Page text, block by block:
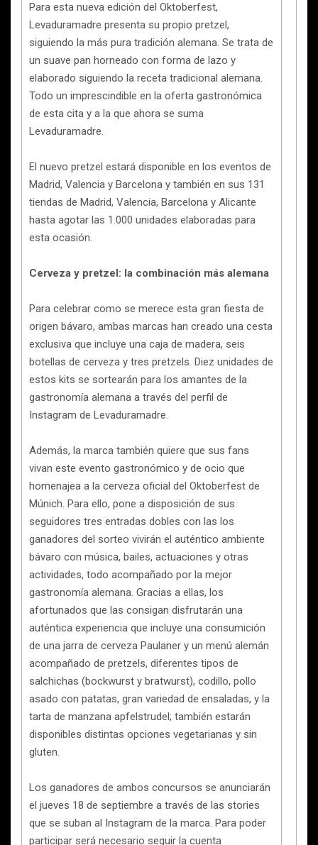
Para esta nueva edición del Oktoberfest,
Levaduramadre presenta su propio pretzel,
siguiendo la más pura tradición alemana. Se trata de
un suave pan horneado con forma de lazo y
elaborado siguiendo la receta tradicional alemana.
Todo un imprescindible en la oferta gastronómica
de esta cita y a la que ahora se suma
Levaduramadre.
El nuevo pretzel estará disponible en los eventos de
Madrid, Valencia y Barcelona y también en sus 131
tiendas de Madrid, Valencia, Barcelona y Alicante
hasta agotar las 1.000 unidades elaboradas para
esta ocasión.
Cerveza y pretzel: la combinación más alemana
Para celebrar como se merece esta gran fiesta de
origen bávaro, ambas marcas han creado una cesta
exclusiva que incluye una caja de madera, seis
botellas de cerveza y tres pretzels. Diez unidades de
estos kits se sortearán para los amantes de la
gastronomía alemana a través del perfil de
Instagram de Levaduramadre.
Además, la marca también quiere que sus fans
vivan este evento gastronómico y de ocio que
homenajea a la cerveza oficial del Oktoberfest de
Múnich. Para ello, pone a disposición de sus
seguidores tres entradas dobles con las los
ganadores del sorteo vivirán el auténtico ambiente
bávaro con música, bailes, actuaciones y otras
actividades, todo acompañado por la mejor
gastronomía alemana. Gracias a ellas, los
afortunados que las consigan disfrutarán una
auténtica experiencia que incluye una consumición
de una jarra de cerveza Paulaner y un menú alemán
acompañado de pretzels, diferentes tipos de
salchichas (bockwurst y bratwurst), codillo, pollo
asado con patatas, gran variedad de ensaladas, y la
tarta de manzana apfelstrudel; también estarán
disponibles distintas opciones vegetarianas y sin
gluten.
Los ganadores de ambos concursos se anunciarán
el jueves 18 de septiembre a través de las stories
que se suban al Instagram de la marca. Para poder
participar será necesario seguir la cuenta